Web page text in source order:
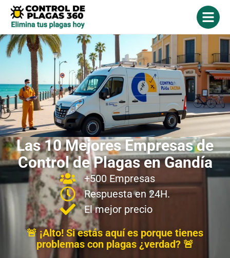
Las 10 Mejores Empresas de
Control de Plagas en Gandía
+500 Empresas
Respuesta en 24H.
El mejor precio
🚨 ¡Alto! Si estás aquí es porque tienes
problemas con plagas ¿verdad? 🚨